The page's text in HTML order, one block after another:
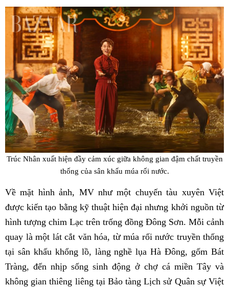
Trúc Nhân xuất hiện đầy cảm xúc giữa không gian đậm chất truyền
thống của sân khấu múa rối nước.
Về mặt hình ảnh, MV như một chuyến tàu xuyên Việt
được kiến tạo bằng kỹ thuật hiện đại nhưng khởi nguồn từ
hình tượng chim Lạc trên trống đồng Đông Sơn. Mỗi cảnh
quay là một lát cắt văn hóa, từ múa rối nước truyền thống
tại sân khấu khổng lồ, làng nghề lụa Hà Đông, gốm Bát
Tràng, đến nhịp sống sinh động ở chợ cá miền Tây và
không gian thiêng liêng tại Bảo tàng Lịch sử Quân sự Việt